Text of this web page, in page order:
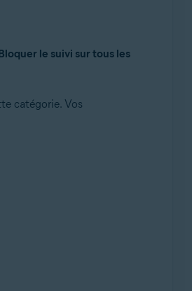
le suivi sur tous les
catégorie. Vos